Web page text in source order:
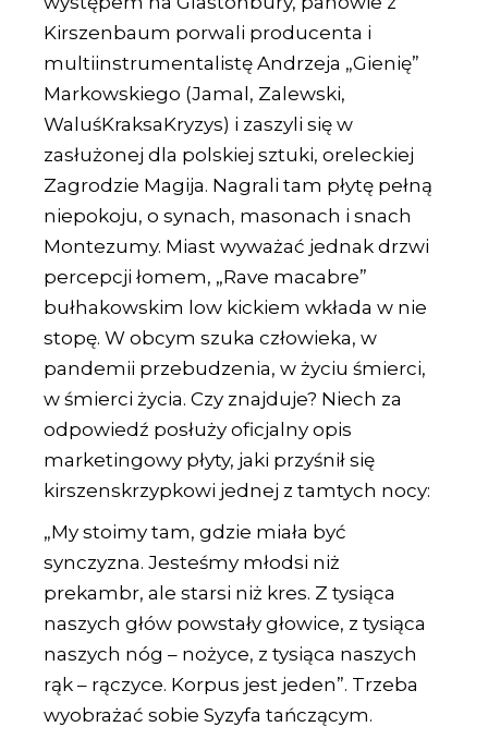
Kirszenbaum porwali producenta i
multiinstrumentalistę Andrzeja „Gienię”
Markowskiego (Jamal, Zalewski,
WaluśKraksaKryzys) i zaszyli się w
zasłużonej dla polskiej sztuki, oreleckiej
Zagrodzie Magija. Nagrali tam płytę pełną
niepokoju, o synach, masonach i snach
Montezumy. Miast wyważać jednak drzwi
percepcji łomem, „Rave macabre”
bułhakowskim low kickiem wkłada w nie
stopę. W obcym szuka człowieka, w
pandemii przebudzenia, w życiu śmierci,
w śmierci życia. Czy znajduje? Niech za
odpowiedź posłuży oficjalny opis
marketingowy płyty, jaki przyśnił się
kirszenskrzypkowi jednej z tamtych nocy:
„My stoimy tam, gdzie miała być
synczyzna. Jesteśmy młodsi niż
prekambr, ale starsi niż kres. Z tysiąca
naszych głów powstały głowice, z tysiąca
naszych nóg – nożyce, z tysiąca naszych
rąk – rączyce. Korpus jest jeden”. Trzeba
wyobrażać sobie Syzyfa tańczącym.